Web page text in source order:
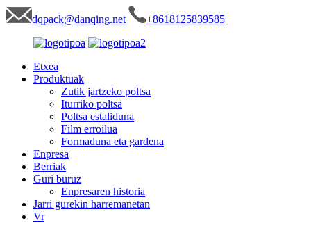
dqpack@danqing.net +8618125839585
Etxea
Produktuak
Zutik jartzeko poltsa
Iturriko poltsa
Poltsa estaliduna
Film erroilua
Formaduna eta gardena
Enpresa
Berriak
Guri buruz
Enpresaren historia
Jarri gurekin harremanetan
Vr